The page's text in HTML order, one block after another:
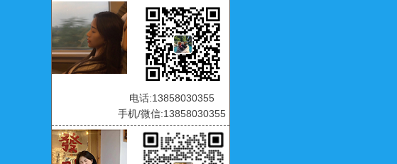
电话:13858030355
手机/微信:13858030355